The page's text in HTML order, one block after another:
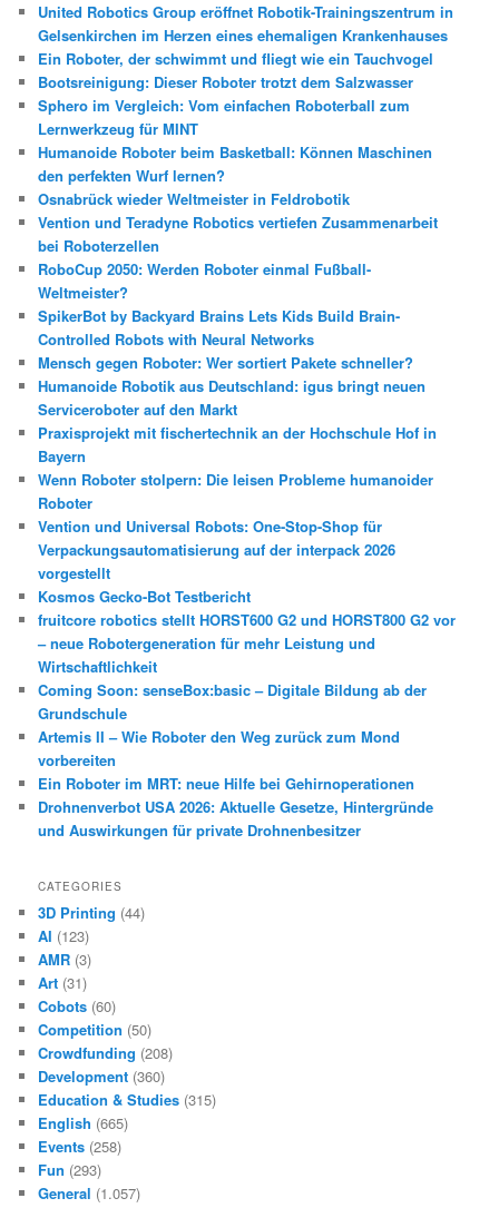
n
United Robotics Group eröffnet Robotik-Trainingszentrum in
Gelsenkirchen im Herzen eines ehemaligen Krankenhauses
Ein Roboter, der schwimmt und fliegt wie ein Tauchvogel
Bootsreinigung: Dieser Roboter trotzt dem Salzwasser
Sphero im Vergleich: Vom einfachen Roboterball zum
Lernwerkzeug für MINT
Humanoide Roboter beim Basketball: Können Maschinen
den perfekten Wurf lernen?
Osnabrück wieder Weltmeister in Feldrobotik
Vention und Teradyne Robotics vertiefen Zusammenarbeit
bei Roboterzellen
RoboCup 2050: Werden Roboter einmal Fußball-
Weltmeister?
SpikerBot by Backyard Brains Lets Kids Build Brain-
Controlled Robots with Neural Networks
Mensch gegen Roboter: Wer sortiert Pakete schneller?
Humanoide Robotik aus Deutschland: igus bringt neuen
Serviceroboter auf den Markt
Praxisprojekt mit fischertechnik an der Hochschule Hof in
Bayern
Wenn Roboter stolpern: Die leisen Probleme humanoider
Roboter
Vention und Universal Robots: One-Stop-Shop für
Verpackungsautomatisierung auf der interpack 2026
vorgestellt
Kosmos Gecko-Bot Testbericht
fruitcore robotics stellt HORST600 G2 und HORST800 G2 vor
– neue Robotergeneration für mehr Leistung und
Wirtschaftlichkeit
Coming Soon: senseBox:basic – Digitale Bildung ab der
Grundschule
Artemis II – Wie Roboter den Weg zurück zum Mond
vorbereiten
Ein Roboter im MRT: neue Hilfe bei Gehirnoperationen
Drohnenverbot USA 2026: Aktuelle Gesetze, Hintergründe
und Auswirkungen für private Drohnenbesitzer
CATEGORIES
3D Printing (44)
AI (123)
AMR (3)
Art (31)
Cobots (60)
Competition (50)
Crowdfunding (208)
Development (360)
Education & Studies (315)
English (665)
Events (258)
Fun (293)
General (1.057)